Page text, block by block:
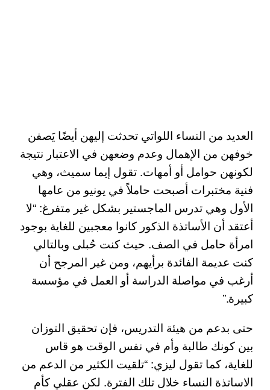
العديد من النساء اللواتي تحدثت إليهن أيضًا يَصفن
خوفهن من الإهمال وعدم وضعهن في الاعتبار نتيجة
لكونهن حوامل أو أمهات. تقول إيما سميث، وهي
فنية مختبرات أصبحت حاملاً في يونيو من عامها
الأول وهي تدرس الماجستير بشكل غير متفرغ: “لا
أعتقد أن الأساتذة الذكور كانوا معجبين للغاية بوجود
امرأة حامل في الصف. حيث كنت حُبلى وبالتالي
كنت عديمة الفائدة برأيهم، ومن غير المرجح أن
أرغب في مواصلة الدراسة أو العمل في مؤسسة
كبيرة.”
حتى بدعم من هيئة التدريس، فإن تحقيق التوزان
بين كونك طالبة وأم في نفس الوقت هو قاس
للغاية، كما تقول ليزي: “تلقيت الكثير من الدعم من
الاساتذة النساء خلال تلك الفترة. لكن عقلي كأم